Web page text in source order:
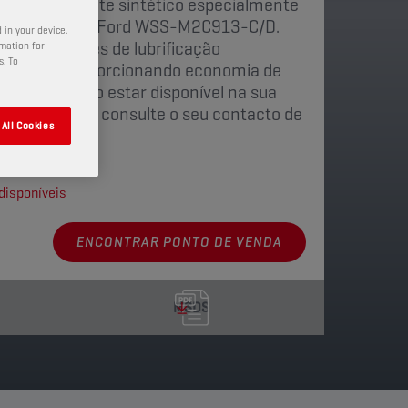
Ford WSS-M2C913-C/D.
propriedades de lubrificação
proporcionando economia de
poderá não estar disponível na sua
consulte o seu contacto de
ENCONTRAR PONTO DE VENDA
MSDS
your device.
for
To
Cookies